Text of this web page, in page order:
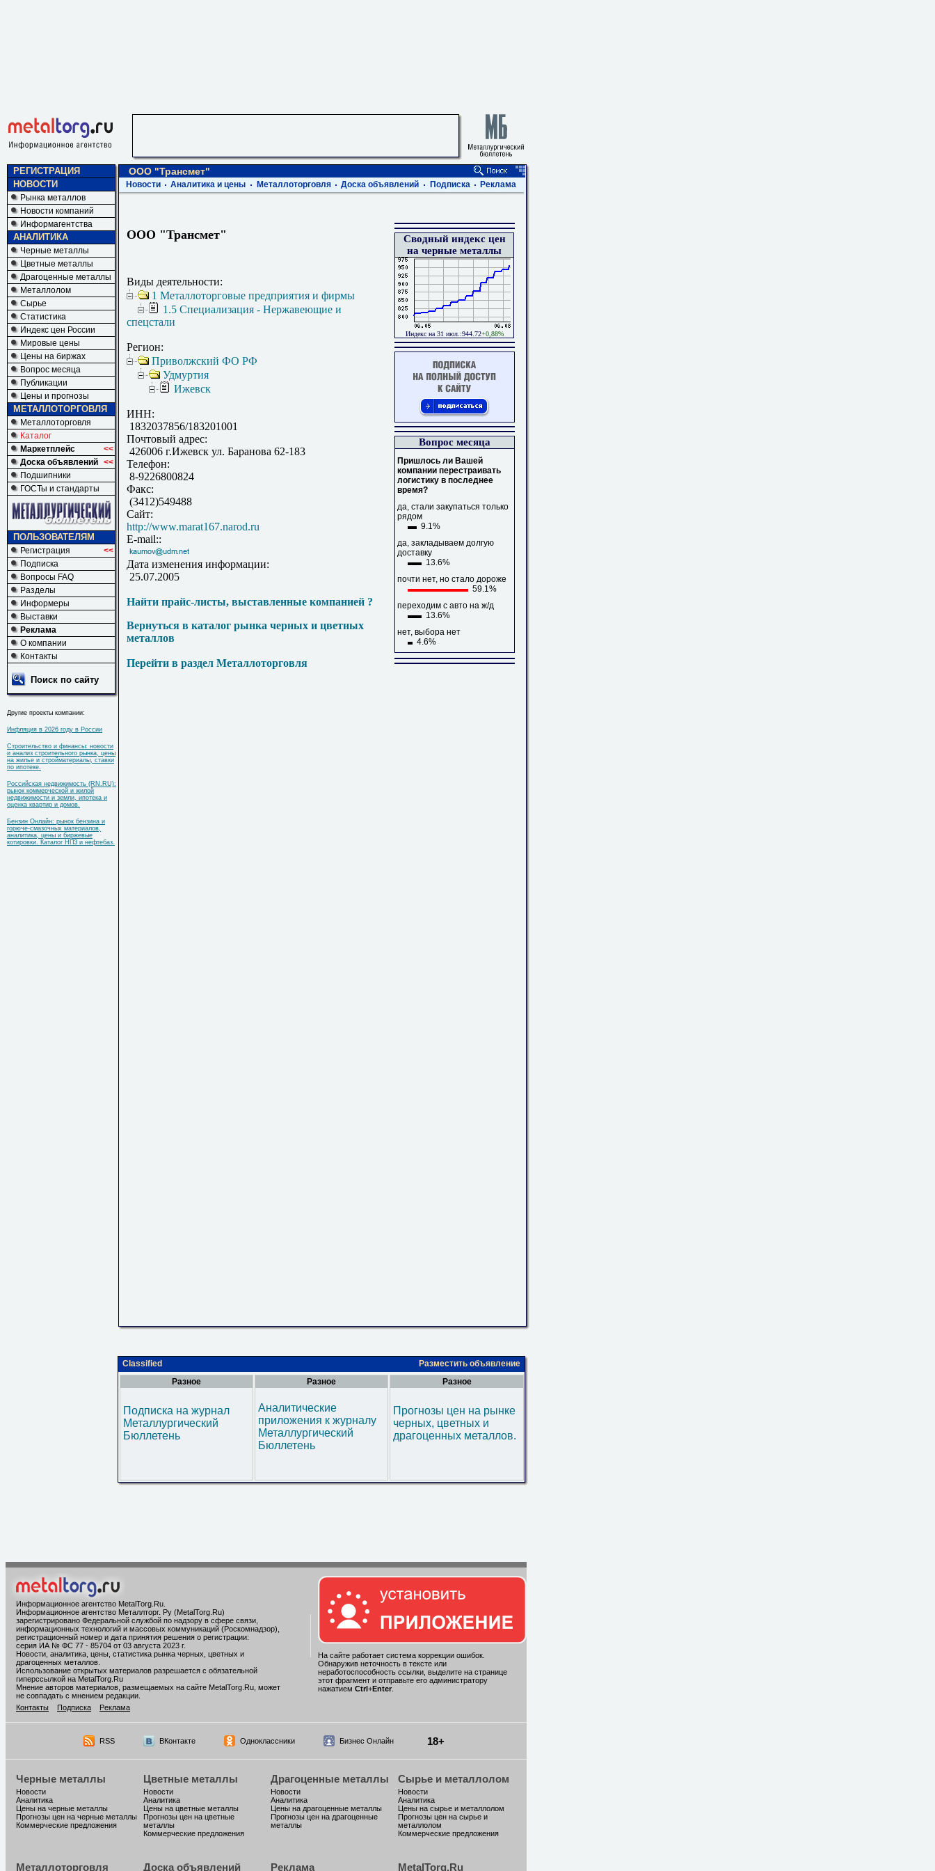
РЕГИСТРАЦИЯ
НОВОСТИ
Рынка металлов
Новости компаний
Информагентства
АНАЛИТИКА
Черные металлы
Цветные металлы
Драгоценные металлы
Металлолом
Сырье
Статистика
Индекс цен России
Мировые цены
Цены на биржах
Вопрос месяца
Публикации
Цены и прогнозы
МЕТАЛЛОТОРГОВЛЯ
Металлоторговля
Каталог
Маркетплейс
<<
Доска объявлений <<
Подшипники
ГОСТы и стандарты
ПОЛЬЗОВАТЕЛЯМ
Регистрация
<<
Подписка
Вопросы FAQ
Разделы
Информеры
Выставки
Реклама
О компании
Контакты
Поиск по сайту
Другие проекты компании:
Инфляция в 2026 году в России
Строительство и финансы: новости
и анализ строительного рынка, цены
на жилье и стройматериалы, ставки
по ипотеке.
Российская недвижимость (RN.RU):
рынок коммерческой и жилой
недвижимости и земли, ипотека и
оценка квартир и домов.
Бензин Онлайн: рынок бензина и
горюче-смазочных материалов,
аналитика, цены и биржевые
котировки. Каталог НПЗ и нефтебаз.
ООО "Трансмет"
Новости Аналитика и цены Металлоторговля Доска объявлений Подписка Реклама
ООО "Трансмет"
Виды деятельности:
1 Металлоторговые предприятия и фирмы
1.5 Специализация - Нержавеющие и
спецстали
Регион:
Приволжский ФО РФ
Удмуртия
Ижевск
ИНН:
1832037856/183201001
Почтовый адрес:
426006 г.Ижевск ул. Баранова 62-183
Телефон:
8-9226800824
Факс:
(3412)549488
Сайт:
http://www.marat167.narod.ru
E-mail::
Дата изменения информации:
25.07.2005
Найти прайс-листы, выставленные компанией ?
Вернуться в каталог рынка черных и цветных
металлов
Перейти в раздел Металлоторговля
Сводный индекс цен
на черные металлы
Индекс на 31 июл.:944.72+0,88%
Вопрос месяца
Пришлось ли Вашей
компании перестраивать
логистику в последнее
время?
да, стали закупаться только
рядом
9.1%
да, закладываем долгую
доставку
13.6%
почти нет, но стало дороже
59.1%
переходим с авто на ж/д
13.6%
нет, выбора нет
4.6%
Classified
Разместить объявление
Разное
Подписка на журнал
Металлургический
Бюллетень
Разное
Аналитические
приложения к журналу
Металлургический
Бюллетень
Разное
Прогнозы цен на рынке
черных, цветных и
драгоценных металлов.
Информационное агентство MetalTorg.Ru
Информационное агентство Металлторг. Ру (MetalTorg.Ru)
зарегистрировано Федеральной службой по надзору в сфере связи,
информационных технологий и массовых коммуникаций (Роскомнадзор),
регистрационный номер и дата принятия решения о регистрации:
серия ИА № ФС 77 - 85704 от 03 августа 2023 г.
Новости, аналитика, цены, статистика рынка черных, цветных и
драгоценных металлов.
Использование открытых материалов разрешается с обязательной
гиперссылкой на MetalTorg.Ru
Мнение авторов материалов, размещаемых на сайте MetalTorg.Ru, может
не совпадать с мнением редакции.
Контакты
Подписка Реклама
На сайте работает система коррекции ошибок.
Обнаружив неточность в тексте или
неработоспособность ссылки, выделите на странице
этот фрагмент и отправьте его администратору
нажатием Ctrl +Enter.
RSS ВКонтакте Одноклассники Бизнес Онлайн 18+
Черные металлы
Новости
Аналитика
Цены на черные металлы
Прогнозы цен на черные металлы
Коммерческие предложения
Цветные металлы
Новости
Аналитика
Цены на цветные металлы
Прогнозы цен на цветные
металлы
Коммерческие предложения
Драгоценные металлы
Новости
Аналитика
Цены на драгоценные металлы
Прогнозы цен на драгоценные
металлы
Сырье и металлолом
Новости
Аналитика
Цены на сырье и металлолом
Прогнозы цен на сырье и
металлолом
Коммерческие предложения
Металлоторговля Доска объявлений Реклама MetalTorg.Ru